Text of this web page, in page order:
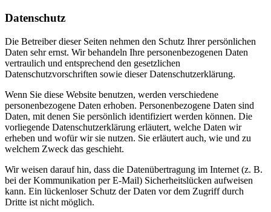
Datenschutz
Die Betreiber dieser Seiten nehmen den Schutz Ihrer persönlichen
Daten sehr ernst. Wir behandeln Ihre personenbezogenen Daten
vertraulich und entsprechend den gesetzlichen
Datenschutzvorschriften sowie dieser Datenschutzerklärung.
Wenn Sie diese Website benutzen, werden verschiedene
personenbezogene Daten erhoben. Personenbezogene Daten sind
Daten, mit denen Sie persönlich identifiziert werden können. Die
vorliegende Datenschutzerklärung erläutert, welche Daten wir
erheben und wofür wir sie nutzen. Sie erläutert auch, wie und zu
welchem Zweck das geschieht.
Wir weisen darauf hin, dass die Datenübertragung im Internet (z. B.
bei der Kommunikation per E-Mail) Sicherheitslücken aufweisen
kann. Ein lückenloser Schutz der Daten vor dem Zugriff durch
Dritte ist nicht möglich.